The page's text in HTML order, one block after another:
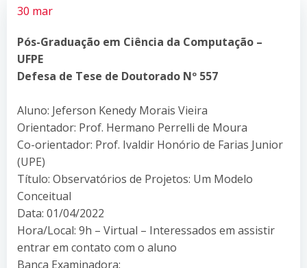
30 mar
Pós-Graduação em Ciência da Computação –
UFPE
Defesa de Tese de Doutorado Nº 557
Aluno: Jeferson Kenedy Morais Vieira
Orientador: Prof. Hermano Perrelli de Moura
Co-orientador: Prof. Ivaldir Honório de Farias Junior
(UPE)
Título: Observatórios de Projetos: Um Modelo
Conceitual
Data: 01/04/2022
Hora/Local: 9h – Virtual – Interessados em assistir
entrar em contato com o aluno
Banca Examinadora: